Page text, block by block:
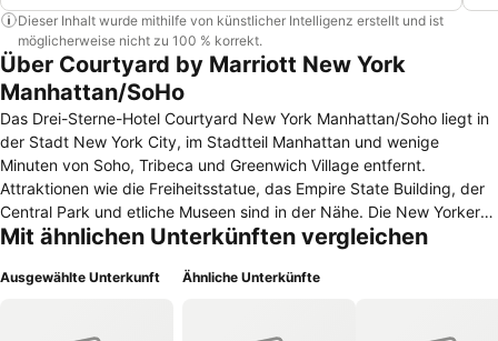
Dieser Inhalt wurde mithilfe von künstlicher Intelligenz erstellt und ist
möglicherweise nicht zu 100 % korrekt.
Über Courtyard by Marriott New York
Manhattan/SoHo
Das Drei-Sterne-Hotel Courtyard New York Manhattan/Soho liegt in
der Stadt New York City, im Stadtteil Manhattan und wenige
Minuten von Soho, Tribeca und Greenwich Village entfernt.
Attraktionen wie die Freiheitsstatue, das Empire State Building, der
Central Park und etliche Museen sind in der Nähe. Die New Yorker
Flughäfen sind in weniger als 20 Kilometern erreichbar. Die 119
Dusche, alle mit Haartrockner. Zur weiteren Ausstattung gehören
Mit ähnlichen Unterkünften vergleichen
Ausgewählte Unterkunft Ähnliche Unterkünfte